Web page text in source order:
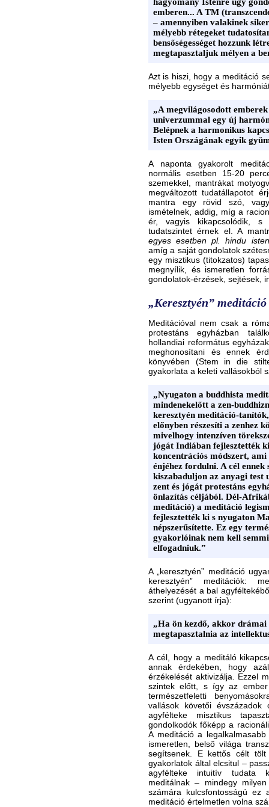
emberen... A TM
– amennyiben valakinek
mélyebb rétegeket
bensőségességet hozzunk
megtapasztaljuk mélyen a
Azt is hiszi, hogy a meditáció
mélyebb egységet és
„A megvilágosodott
univerzummal egy új
Belépnek a harmonikus
Isten Országának egyik
A naponta gyakorolt
normális esetben 15-20
szemekkel, mantrákat
megváltozott tudatállapotot
mantra egy rövid szó,
ismételnek, addig, míg a
ér, vagyis kikapcsolódik,
tudatszintet érnek el. A
egyes esetben pl. hindu
amíg a saját gondolatok
egy misztikus (titokzatos)
megnyílik, és ismeretlen
gondolatok-érzések, sejtések,
„Keresztyén” meditáció
Meditációval nem csak a
protestáns egyházban
hollandiai református
meghonosítani és ennek
könyvében (Stem in die
gyakorlata a keleti vallásokból
„Nyugaton a buddhista
mindenekelőtt a zen-
keresztyén meditáció-
előnyben részesíti a zenhez
mivelhogy intenzíven
jógát Indiában fejlesztették
koncentrációs módszert,
énjéhez fordulni. A cél ennek
kiszabaduljon az anyagi test
zent és jógát protestáns
önlazítás céljából. Dél-
meditáció) a meditáció
fejlesztették ki s nyugaton
népszerűsítette. Ez egy
gyakorlóinak nem kell
elfogadniuk.”
A „keresztyén” meditáció
keresztyén” meditációk:
áthelyezését a bal
szerint (ugyanott írja):
„Ha ön kezdő, akkor
megtapasztalnia az
A cél, hogy a meditáló
annak érdekében, hogy
érzékelését aktivizálja. Ezzel
szintek előtt, s így az
természetfeletti
vallások követői
agyfélteke misztikus
gondolkodók főképp a
A meditáció a
ismeretlen, belső világa
segítsenek. E kettős célt
gyakorlatok által elcsitul –
agyfélteke intuitív tudata
meditálnak – mindegy
számára kulcsfontosságú
meditáció értelmetlen volna